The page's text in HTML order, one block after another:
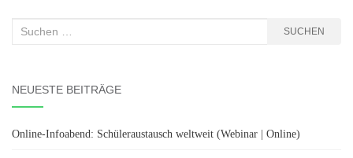
Suchen
SUCHEN
NEUESTE BEITRÄGE
Online-Infoabend: Schüleraustausch weltweit (Webinar | Online)